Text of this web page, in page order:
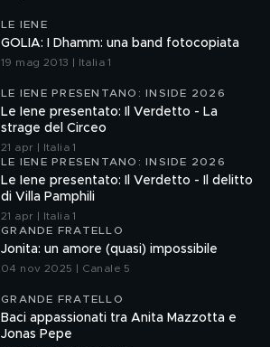
LE IENE
GOLIA: I Dhamm: una band fotocopiata
19 mag 2013 | Italia 1
LE IENE PRESENTANO: INSIDE 2026
Le Iene presentato: Il Verdetto - La
strage del Circeo
21 apr | Italia 1
LE IENE PRESENTANO: INSIDE 2026
Le Iene presentato: Il Verdetto - Il delitto
di Villa Pamphili
21 apr | Italia 1
GRANDE FRATELLO
Jonita: un amore (quasi) impossibile
04 nov 2025 | Canale 5
GRANDE FRATELLO
Baci appassionati tra Anita Mazzotta e
Jonas Pepe